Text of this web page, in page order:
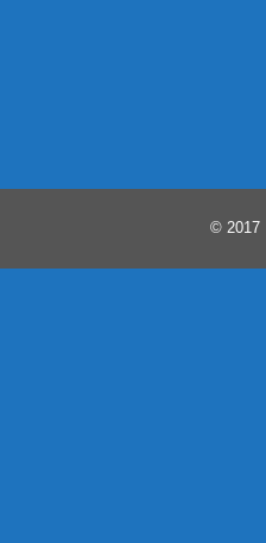
© 2017